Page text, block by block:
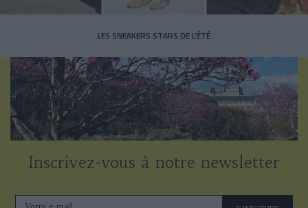
LES SNEAKERS STARS DE L’ÉTÉ
Inscrivez-vous à notre newsletter